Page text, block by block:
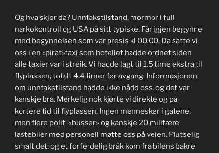
Og hva skjer da? Unntakstilstand, mormor i full
narkokontroll og USA på sitt typiske. Får igjen begynne
med begynnelsen som var presis kl 00.00. Da satte vi
oss i en «pirat»taxi som hotellet hadde ordnet siden
alle taxier var i streik. Vi hadde lagt til 1.5 time ekstra til
flyplassen, totalt 4.4 timer før avgang. Informasjonen
om unntakstilstand hadde ikke nådd oss, og det var
kanskje bra. Merkelig nok kjørte vi direkte og på
kortere tid til flyplassen. Ingen mennesker i gatene,
men flere politi «busser» og kanskje 20 militære
lastebiler med personell møtte oss på veien. Plutselig
smalt det: og et forferdelig bråk kom fra bilens bakre